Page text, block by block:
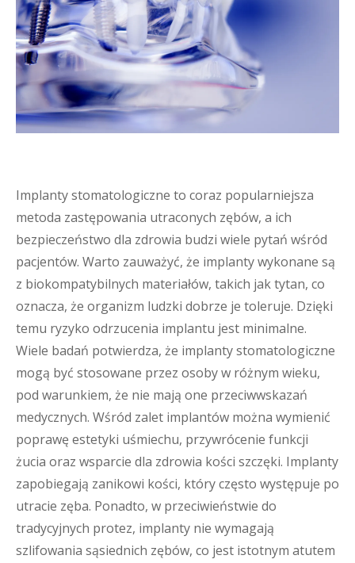
Implanty stomatologiczne to coraz popularniejsza
metoda zastępowania utraconych zębów, a ich
bezpieczeństwo dla zdrowia budzi wiele pytań wśród
pacjentów. Warto zauważyć, że implanty wykonane są
z biokompatybilnych materiałów, takich jak tytan, co
oznacza, że organizm ludzki dobrze je toleruje. Dzięki
temu ryzyko odrzucenia implantu jest minimalne.
Wiele badań potwierdza, że implanty stomatologiczne
mogą być stosowane przez osoby w różnym wieku,
pod warunkiem, że nie mają one przeciwwskazań
medycznych. Wśród zalet implantów można wymienić
poprawę estetyki uśmiechu, przywrócenie funkcji
żucia oraz wsparcie dla zdrowia kości szczęki. Implanty
zapobiegają zanikowi kości, który często występuje po
utracie zęba. Ponadto, w przeciwieństwie do
tradycyjnych protez, implanty nie wymagają
szlifowania sąsiednich zębów, co jest istotnym atutem